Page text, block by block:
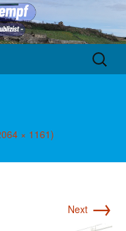
Suche
nach:
× 1161)
Next →